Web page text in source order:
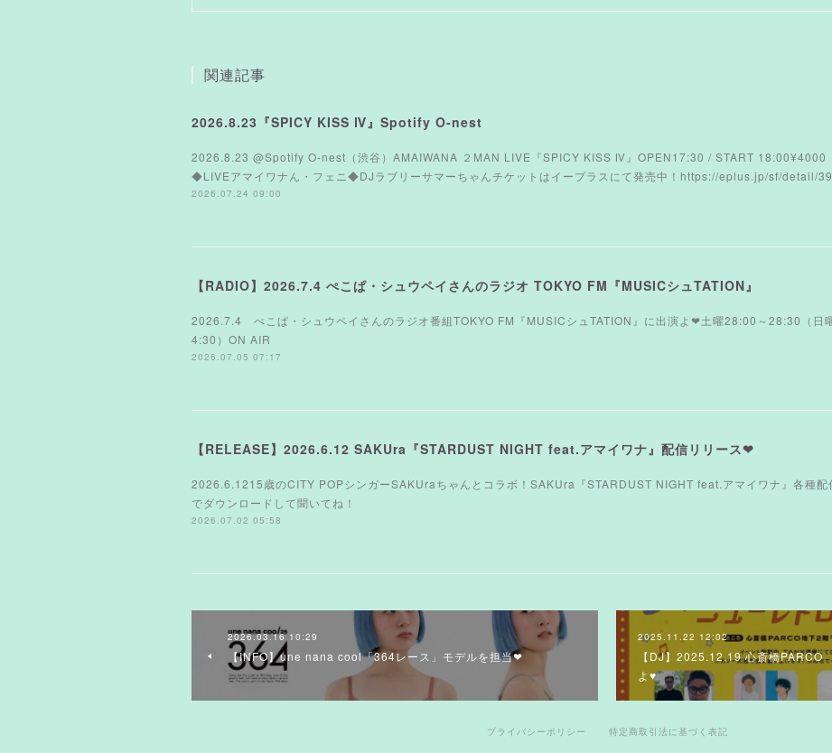
関連記事
2026.8.23『SPICY KISS Ⅳ』Spotify O-nest
2026.8.23 @Spotify O-nest（渋谷）AMAIWANA ２MAN LIVE『SPICY KISS Ⅳ』OPEN17:30 / START 18:00¥4000
◆LIVEアマイワナん・フェニ◆DJラブリーサマーちゃんチケットはイープラスにて発売中！https://eplus.jp/sf/detail/
2026.07.24 09:00
【RADIO】2026.7.4 ぺこぱ・シュウペイさんのラジオ TOKYO FM『MUSICシュTATION』
2026.7.4 ぺこぱ・シュウペイさんのラジオ番組TOKYO FM『MUSICシュTATION』に出演よ❤︎土曜28:00～28:30（日
4:30）ON AIR
2026.07.05 07:17
【RELEASE】2026.6.12 SAKUra『STARDUST NIGHT feat.アマイワナ』配信リリース❤︎
2026.6.1215歳のCITY POPシンガーSAKUraちゃんとコラボ！SAKUra『STARDUST NIGHT feat.アマイワナ』各種配
でダウンロードして聞いてね！
2026.07.02 05:58
2026.03.16 10:29
【INFO】une nana cool「364レース」モデルを担当❤︎
2025.11.22 12:02
【DJ】2025.12.19 心斎橋PARCO
よ♥
プライバシーポリシー 特定商取引法に基づく表記